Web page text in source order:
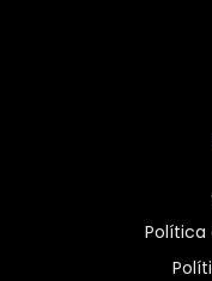
Política